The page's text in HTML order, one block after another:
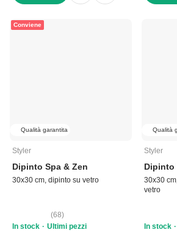
Conviene
Qualità garantita
Styler
Dipinto Spa & Zen
30x30 cm, dipinto su vetro
(68)
In stock
Ultimi pezzi
Qualità
Styler
Dipinto
30x30
vetro
In stock